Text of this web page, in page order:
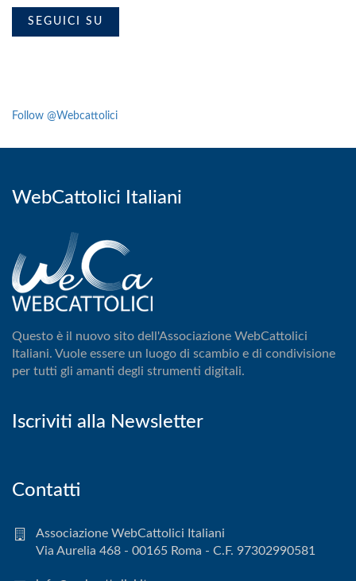
SEGUICI SU
Follow @Webcattolici
WebCattolici Italiani
Questo è il nuovo sito dell'Associazione WebCattolici
Italiani. Vuole essere un luogo di scambio e di condivisione
per tutti gli amanti degli strumenti digitali.
Iscriviti alla Newsletter
Contatti
Associazione WebCattolici Italiani
Via Aurelia 468 - 00165 Roma - C.F. 97302990581